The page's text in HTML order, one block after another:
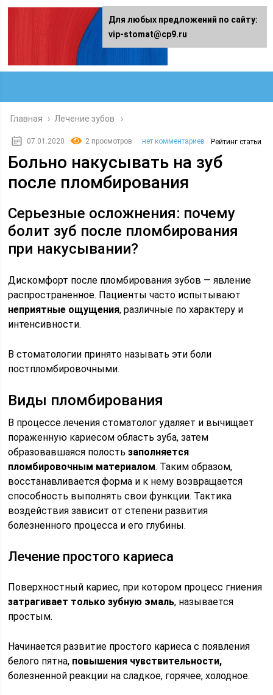
Главная › Лечение зубов
07.01.2020 2 просмотров нет комментариев Рейтинг статьи
Больно накусывать на зуб
после пломбирования
Серьезные осложнения: почему
болит зуб после пломбирования
при накусывании?
Дискомфорт после пломбирования зубов — явление
распространенное. Пациенты часто испытывают
неприятные ощущения, различные по характеру и
интенсивности.
В стоматологии принято называть эти боли
постпломбировочными.
Виды пломбирования
В процессе лечения стоматолог удаляет и вычищает
пораженную кариесом область зуба, затем
образовавшаяся полостьзаполняется
пломбировочным материалом. Таким образом,
восстанавливается форма и к нему возвращается
способность выполнять свои функции. Тактика
воздействия зависит от степени развития
болезненного процесса и его глубины.
Лечение простого кариеса
Поверхностный кариес, при котором процесс гниения
затрагивает только зубную эмаль, называется
простым.
Начинается развитие простого кариеса с появления
белого пятна, повышения чувствительности,
болезненной реакции на сладкое, горячее, холодное.
Для любых предложений по сайту:
vip-stomat@cp9.ru